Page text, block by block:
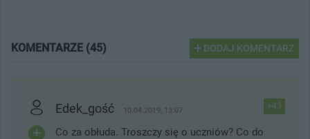
KOMENTARZE (45) DODAJ KOMENTARZ
+43
Edek_gość 10.04.2019, 13:07
Co za obłuda. Troszczy się o uczniów? Co do